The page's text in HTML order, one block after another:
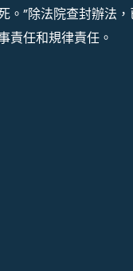
。”除法院查封辦法
責任和規律責任。